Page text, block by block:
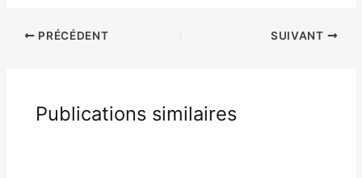
PRÉCÉDENT SUIVANT
Publications similaires